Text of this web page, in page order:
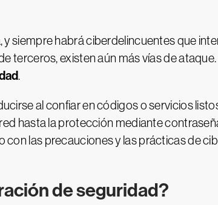
siempre habrá ciberdelincuentes que
terceros, existen aún más vías de
.
al confiar en códigos o servicios
hasta la protección mediante
las precauciones y las prácticas de
de seguridad?